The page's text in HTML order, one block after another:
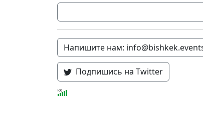
Напишите нам:
Подпишись на Twitter